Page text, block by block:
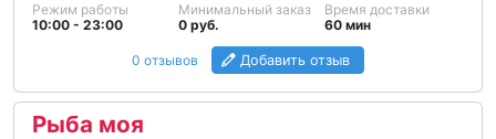
Режим работы
10:00 - 23:00
Минимальный заказ
0 руб.
Время доставки
60 мин
0 отзывов Добавить отзыв
Рыба моя